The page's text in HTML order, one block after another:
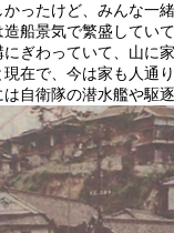
ったけど、みんな一
船景気で繁盛してい
ぎわっていて、山に
在で、今は家も人通
自衛隊の潜水艦や駆